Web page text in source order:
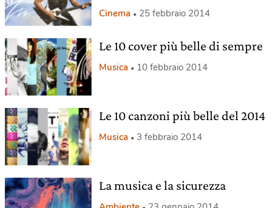
Cinema 25 febbraio 2014
Le 10 cover più belle di sempre
Musica 10 febbraio 2014
Le 10 canzoni più belle del 2014
Musica 3 febbraio 2014
La musica e la sicurezza